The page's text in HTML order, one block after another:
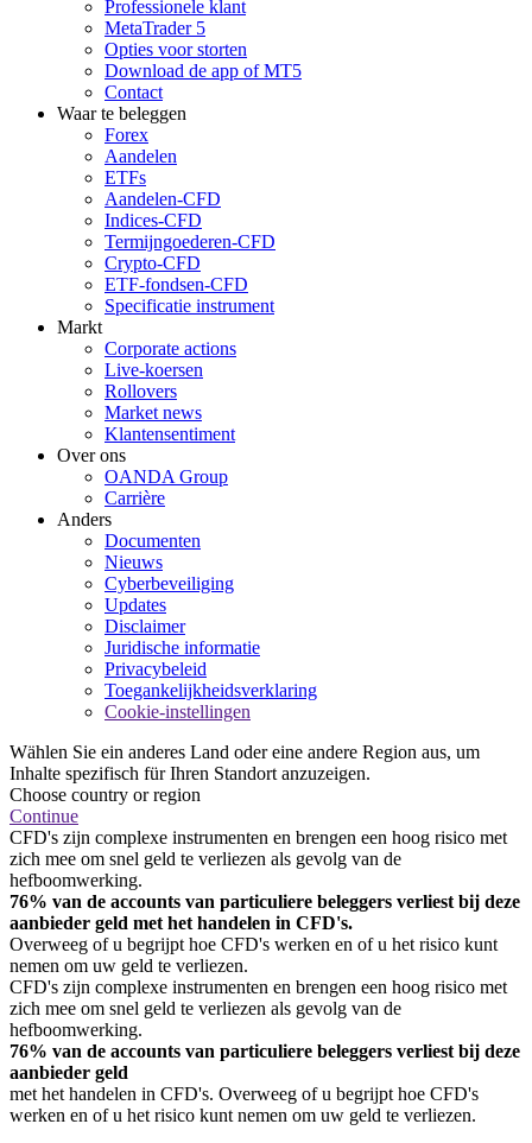
Professionele klant
MetaTrader 5
Opties voor storten
Download de app of MT5
Contact
Waar te beleggen
Forex
Aandelen
ETFs
Aandelen-CFD
Indices-CFD
Termijngoederen-CFD
Crypto-CFD
ETF-fondsen-CFD
Specificatie instrument
Markt
Corporate actions
Live-koersen
Rollovers
Market news
Klantensentiment
Over ons
OANDA Group
Carrière
Anders
Documenten
Nieuws
Cyberbeveiliging
Updates
Disclaimer
Juridische informatie
Privacybeleid
Toegankelijkheidsverklaring
Cookie-instellingen
Wählen Sie ein anderes Land oder eine andere Region aus, um
Inhalte spezifisch für Ihren Standort anzuzeigen.
Choose country or region
Continue
CFD's zijn complexe instrumenten en brengen een hoog risico met
zich mee om snel geld te verliezen als gevolg van de
hefboomwerking.
76% van de accounts van particuliere beleggers verliest bij deze
aanbieder geld met het handelen in CFD's.
Overweeg of u begrijpt hoe CFD's werken en of u het risico kunt
nemen om uw geld te verliezen.
CFD's zijn complexe instrumenten en brengen een hoog risico met
zich mee om snel geld te verliezen als gevolg van de
hefboomwerking.
76% van de accounts van particuliere beleggers verliest bij deze
aanbieder geld
met het handelen in CFD's. Overweeg of u begrijpt hoe CFD's
werken en of u het risico kunt nemen om uw geld te verliezen.